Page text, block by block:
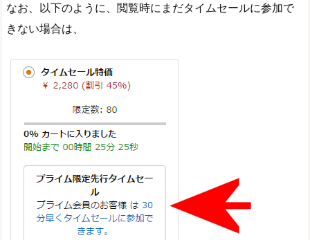
なお、以下のように、閲覧時にまだタイムセールに参加で
きない場合は、